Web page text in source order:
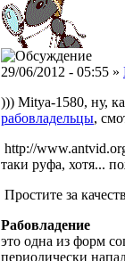
29/06/2012 - 05:55 »
))) Mitya-1580, ну,
рабовладельцы,
http://
таки руфа, хотя...
Простите за
Рабовладение
это одна из форм
периодически